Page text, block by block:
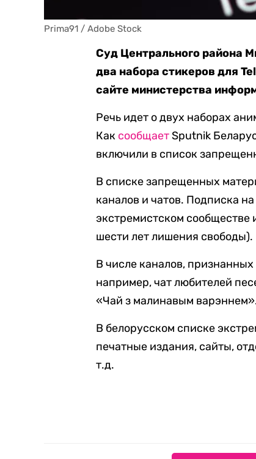
Prima91 / Adobe Stock
Суд Центрального района
два набора стикеров для
сайте министерства
Речь идет о двух наборах
Как сообщаетSputnik
включили в список
В списке запрещенных
каналов и чатов. Подписка
экстремистском сообществе
шести лет лишения свободы).
В числе каналов,
например, чат любителей
«Чай з малинавым
В белорусском списке
печатные издания, сайты,
т.д.